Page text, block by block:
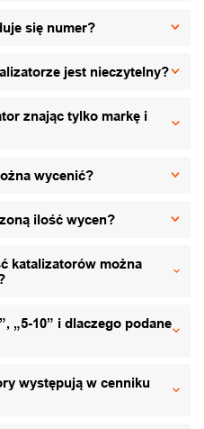
się numer?
jest nieczytelny?
znając tylko markę i
wycenić?
ilość wycen?
katalizatorów można
„5-10” i dlaczego podane
występują w cenniku